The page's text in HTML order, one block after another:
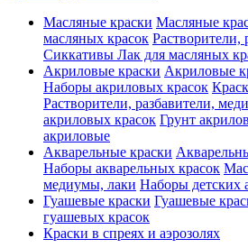
Масляные краски Масляные
масляных красок Растворители,
Сиккативы Лак для масляных
Акриловые краски Акриловые
Наборы акриловых красок
Растворители, разбавители,
акриловых красок Грунт
акриловые
Акварельные краски
Наборы акварельных красок
медиумы, лаки Наборы детских
Гуашевые краски Гуашевые
гуашевых красок
Краски в спреях и аэрозолях